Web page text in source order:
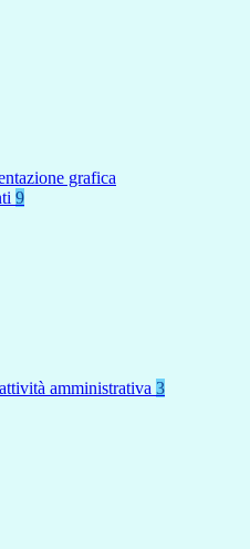
grafica
9
amministrativa 3